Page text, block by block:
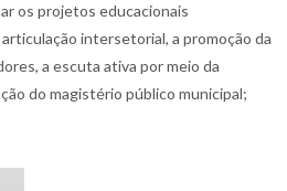
os projetos educacionais
intersetorial, a promoção da
a escuta ativa por meio da
do magistério público municipal;